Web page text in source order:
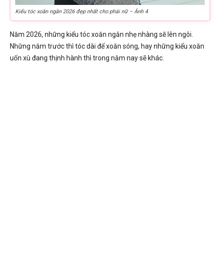
Kiểu tóc xoăn ngắn 2026 đẹp nhất cho phái nữ – Ảnh 4
Năm 2026, những kiểu tóc xoăn ngắn nhẹ nhàng sẽ lên ngôi.
Những năm trước thì tóc dài để xoăn sóng, hay những kiểu xoăn
uốn xù đang thịnh hành thì trong năm nay sẽ khác.